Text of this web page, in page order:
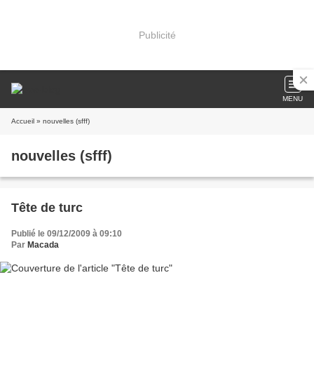
Publicité
MENU
Accueil » nouvelles (sfff)
nouvelles (sfff)
Tête de turc
Publié le 09/12/2009 à 09:10
Par Macada